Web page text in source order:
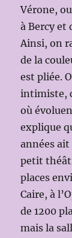
Vérone,
à Bercy et
Ainsi, on
de la
est pliée.
intimiste,
où
explique
années
petit
places
Caire, à
de 1200
mais la